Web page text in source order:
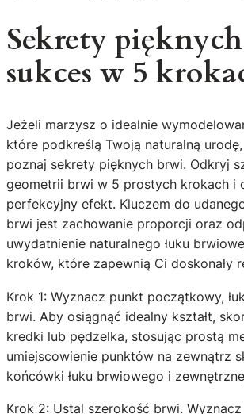
Sekrety
sukces w 5
Jeżeli marzysz o idealnie
które podkreślą Twoją naturalną
poznaj sekrety pięknych brwi. Odkryj
geometrii brwi w 5 prostych krokach i
perfekcyjny efekt. Kluczem do
brwi jest zachowanie proporcji oraz
uwydatnienie naturalnego łuku
kroków, które zapewnią Ci doskonały
Krok 1: Wyznacz punkt początkowy,
brwi. Aby osiągnąć idealny kształt,
kredki lub pędzelka, stosując prostą
umiejscowienie punktów na zewnątrz
końcówki łuku brwiowego i
Krok 2: Ustal szerokość brwi.